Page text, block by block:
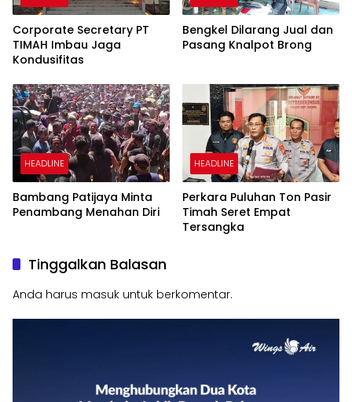
Corporate Secretary PT
TIMAH Imbau Jaga
Kondusifitas
Bengkel Dilarang Jual dan
Pasang Knalpot Brong
HEADLINE
Bambang Patijaya Minta
Penambang Menahan Diri
HEADLINE
Perkara Puluhan Ton Pasir
Timah Seret Empat
Tersangka
Tinggalkan Balasan
Anda harus masuk untuk berkomentar.